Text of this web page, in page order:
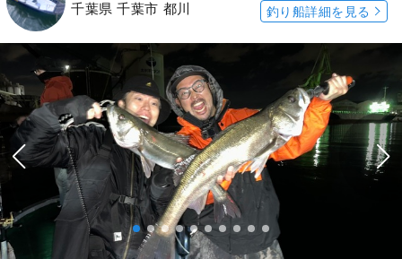
千葉県 千葉市 都川 釣り船詳細を見る